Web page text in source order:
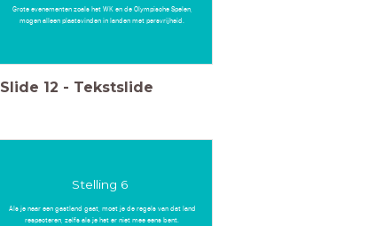
Grote evenementen zoals het WK en de Olympische Spelen,
mogen alleen plaatsvinden in landen met persvrijheid.
Slide 12 - Tekstslide
Stelling 6
Als je naar een gastland gaat, moet je de regels van dat land
respecteren, zelfs als je het er niet mee eens bent.